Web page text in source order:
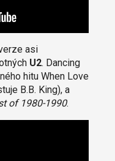
asi
U2. Dancing
hitu When Love
B.B. King), a
of 1980-1990.